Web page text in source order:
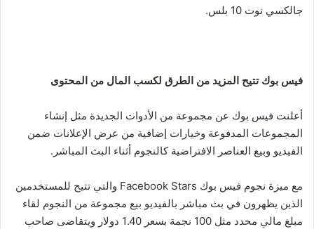
جالكسي نوت 10 بلس.
أعلنت فيس بوك عن مجموعة من الأدوات الجديدة مثل إنشاء
المجموعات المدفوعة وخيارات إضافية من عرض الإعلانات ضمن
الفيديو وبيع العناصر الافتراضية كالنجوم أثناء البث المباشر.
مع ميزة نجوم فيس بوك Facebook Stars والتي تتيح للمستخدمين
الذين يظهرون في بث مباشر بالفيديو بيع مجموعة من النجوم لقاء
مبلغ مالي محدد مثل 100 نجمة بسعر 1.40 دولار ويتقاضى صاحب